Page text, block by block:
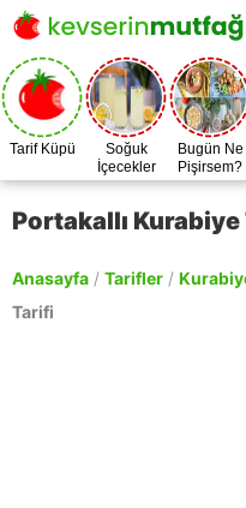
Tarif Küpü
Soğuk
İçecekler
Bugün Ne
Pişirsem?
Portakallı
Anasayfa / Tarifler /
Tarifi